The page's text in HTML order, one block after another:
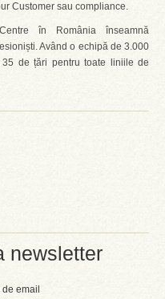
newsletter
email
Customer sau compliance.
în România înseamnă
Având o echipă de 3.000
de țări pentru toate liniile de